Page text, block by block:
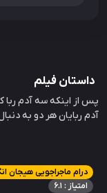
داستان فیلم
پس از اینکه سه آدم ربا
آدم ربایان هر دو به
درام ماجراجویی هیجان
امتیاز : 6.1